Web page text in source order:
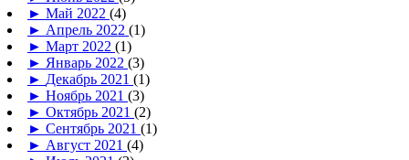
► Май 2022 (4)
► Апрель 2022 (1)
► Март 2022 (1)
► Январь 2022 (3)
► Декабрь 2021 (1)
► Ноябрь 2021 (3)
► Октябрь 2021 (2)
► Сентябрь 2021 (1)
► Август 2021 (4)